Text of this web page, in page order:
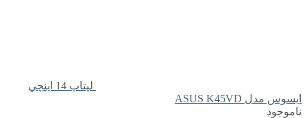
لپتاپ 14 اينچي
ايسوس مدل ASUS K45VD
ناموجود